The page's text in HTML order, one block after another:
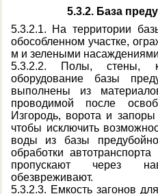
5.3.2. База
5.3.2.1. На территории
обособленном участке,
м и зелеными
5.3.2.2. Полы, стены,
оборудование базы
выполнены из
проводимой после
Изгородь, ворота и
чтобы исключить
воды из базы
обработки
пропускают через
обезвреживают.
5.3.2.3. Емкость загонов